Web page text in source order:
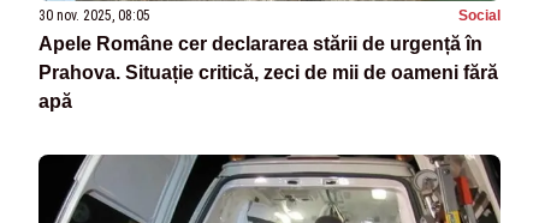
30 nov. 2025, 08:05 Social
Apele Române cer declararea stării de urgență în
Prahova. Situație critică, zeci de mii de oameni fără
apă